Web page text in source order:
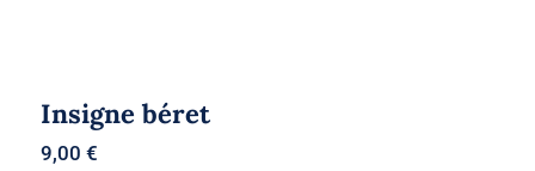
Insigne béret
9,00€